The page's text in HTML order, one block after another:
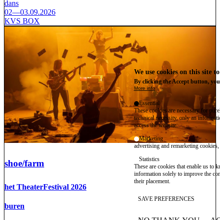
dans
02—03.09.2026
KVS BOX
shoe/farm
het TheaterFestival 2026
buren
We use cookies on this site
By clicking the Accept button,
More info
Essential
These cookies are necessary for
technical necessity, only an
access the website.
Marketing
advertising and remarketing cookies,
Statistics
These are cookies that enable us to
information solely to improve the
their placement.
SAVE PREFERENCES